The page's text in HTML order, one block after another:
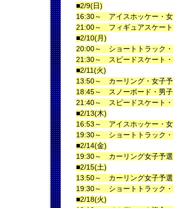
■2/9(日)
16:30～ アイスホッケー・
21:00～ フィギュアスケー
■2/10(月)
20:00～ ショートトラック・
21:30～ スピードスケート・
■2/11(火)
13:50～ カーリング・女子
18:45～ スノーボード・男
21:40～ スピードスケート・
■2/13(木)
16:53～ アイスホッケー・
19:30～ ショートトラック
■2/14(金)
19:30～ カーリング女子予
■2/15(土)
13:50～ カーリング女子予
19:30～ ショートトラック
■2/18(火)